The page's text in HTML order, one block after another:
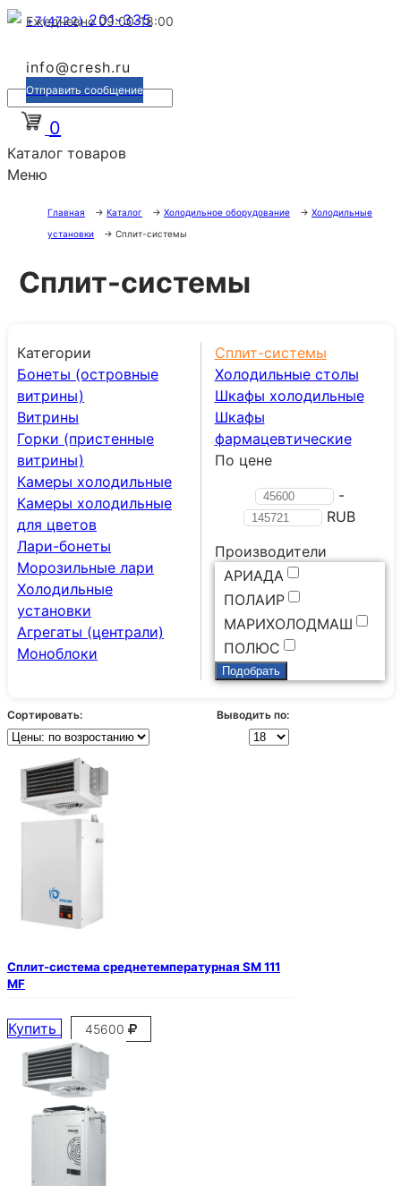
+7(4722)201-335
Ежедневно 09:00-18:00
info@cresh.ru
Отправить сообщение
0
Каталог товаров
Меню
Главная → Каталог → Холодильное оборудование → Холодильные
установки
→ Сплит-системы
Сплит-системы
Категории
Бонеты (островные
витрины)
Витрины
Горки (пристенные
витрины)
Камеры холодильные
Камеры холодильные
для цветов
Лари-бонеты
Морозильные лари
Холодильные
установки
Агрегаты (централи)
Моноблоки
Сплит-системы
Холодильные столы
Шкафы холодильные
Шкафы
фармацевтические
По цене
-
RUB
Производители
АРИАДА
ПОЛАИР
МАРИХОЛОДМАШ
ПОЛЮС
Сортировать: Выводить по:
Сплит-система среднетемпературная SM 111
MF
Купить 45600